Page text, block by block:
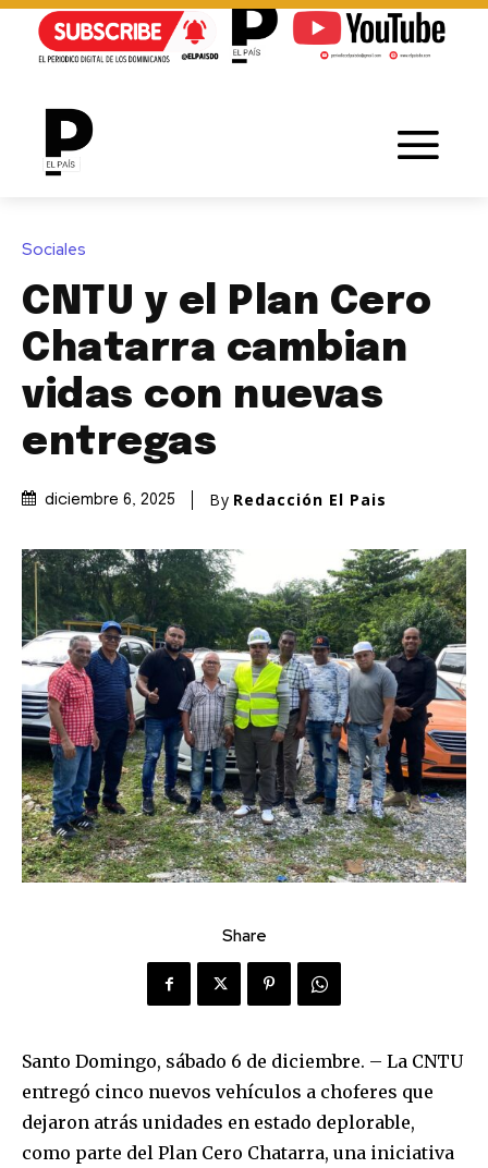
Sociales
CNTU y el Plan Cero
Chatarra cambian
vidas con nuevas
entregas
diciembre 6, 2025 By Redacción El Pais
Share
Santo Domingo, sábado 6 de diciembre. – La CNTU
entregó cinco nuevos vehículos a choferes que
dejaron atrás unidades en estado deplorable,
como parte del Plan Cero Chatarra, una iniciativa